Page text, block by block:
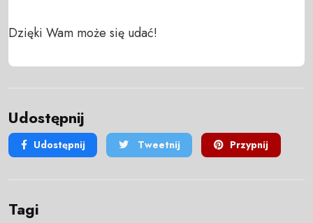
Dzięki Wam może się udać!
Udostępnij
Udostępnij Tweetnij Przypnij
Tagi